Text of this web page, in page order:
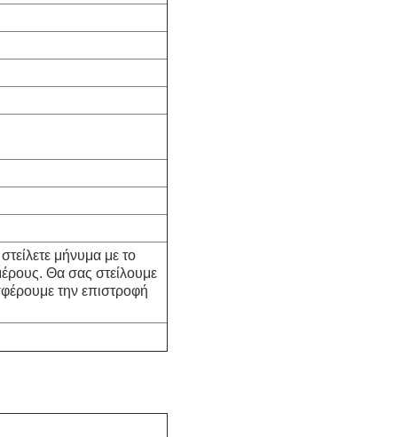
μήνυμα με το
Θα σας στείλουμε
την επιστροφή